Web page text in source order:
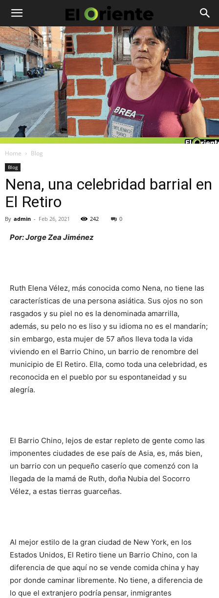
Home Blog
Blog
Nena, una celebridad barrial en
El Retiro
By admin - Feb 26, 2021 242 0
Por: Jorge Zea Jiménez
Ruth Elena Vélez, más conocida como Nena, no tiene las
características de una persona asiática. Sus ojos no son
rasgados y su piel no es la denominada amarrilla,
además, su pelo no es liso y su idioma no es el mandarín;
sin embargo, esta mujer de 57 años lleva toda la vida
viviendo en el Barrio Chino, un barrio de renombre del
municipio de El Retiro. Ella, como toda una celebridad, es
reconocida en el pueblo por su espontaneidad y su
alegría.
El Barrio Chino, lejos de estar repleto de gente como las
imponentes ciudades de ese país de Asia, es, más bien,
un barrio con un pequeño caserío que comenzó con la
llegada de la mamá de Ruth, doña Nubia del Socorro
Vélez, a estas tierras guarceñas.
Al mejor estilo de la gran ciudad de New York, en los
Estados Unidos, El Retiro tiene un Barrio Chino, con la
diferencia de que aquí no se vende comida china y hay
por donde caminar libremente. No tiene, a diferencia de
lo que el extranjero podría pensar, inmigrantes